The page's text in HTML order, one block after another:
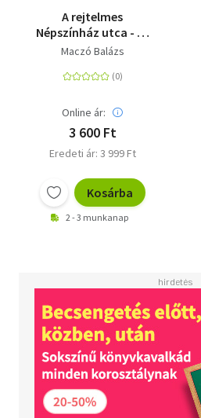
A rejtelmes
Népszínház utca - és
egykori lakói
Maczó Balázs
Online ár:
3 600 Ft
Eredeti ár: 3 999 Ft
Kosárba
2 - 3 munkanap